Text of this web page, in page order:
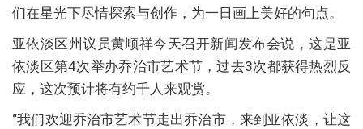
们在星光下尽情探索与创作，为一日画上美好的句点。
亚依淡区州议员黄顺祥今天召开新闻发布会说，这是亚
依淡区第4次举办乔治市艺术节，过去3次都获得热烈反
应，这次预计将有约千人来观赏。
“我们欢迎乔治市艺术节走出乔治市，来到亚依淡，让这